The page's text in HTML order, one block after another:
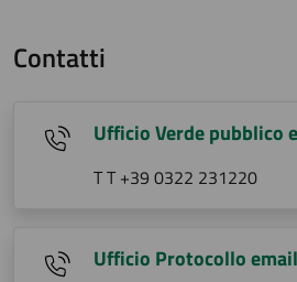
Contatti
Ufficio Verde pubblico
T T +39 0322 231220
Ufficio Protocollo email